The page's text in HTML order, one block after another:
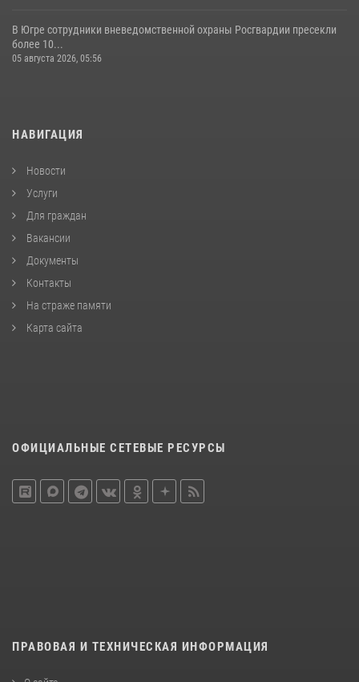
В Югре сотрудники вневедомственной охраны Росгвардии пресекли
более 10...
05 августа 2026, 05:56
НАВИГАЦИЯ
Новости
Услуги
Для граждан
Вакансии
Документы
Контакты
На страже памяти
Карта сайта
ОФИЦИАЛЬНЫЕ СЕТЕВЫЕ РЕСУРСЫ
ПРАВОВАЯ И ТЕХНИЧЕСКАЯ ИНФОРМАЦИЯ